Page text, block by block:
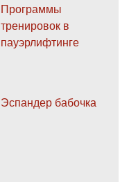
Программы
тренировок в
пауэрлифтинге
Эспандер бабочка